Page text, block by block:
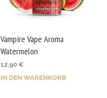
Vampire Vape Aroma
Watermelon
12,90 €
IN DEN WARENKORB